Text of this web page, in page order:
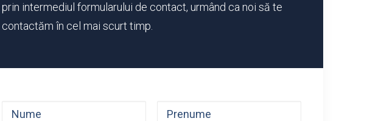
prin intermediul formularului de contact, urmând ca noi să te
contactăm în cel mai scurt timp.